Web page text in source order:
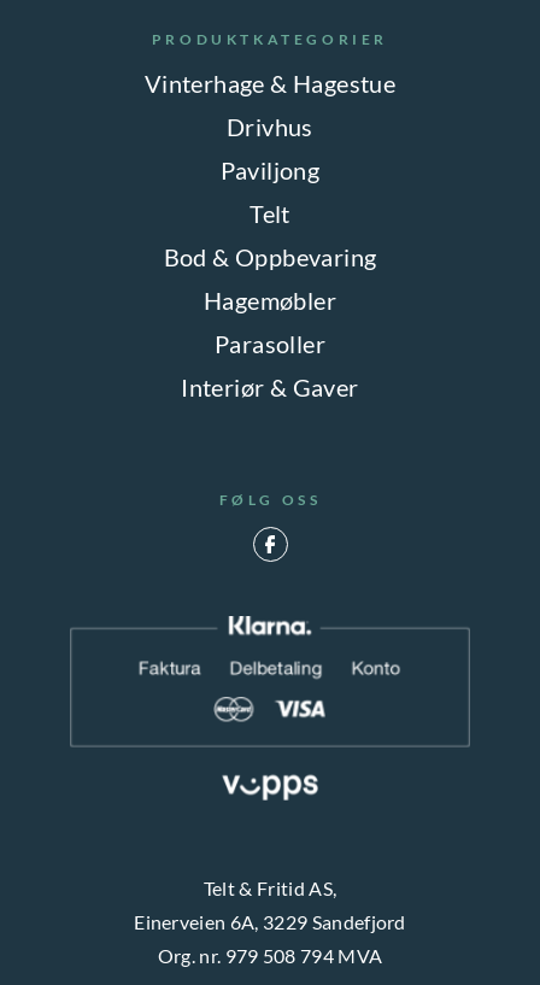
PRODUKTKATEGORIER
Vinterhage & Hagestue
Drivhus
Paviljong
Telt
Bod & Oppbevaring
Hagemøbler
Parasoller
Interiør & Gaver
FØLG OSS
Telt & Fritid AS,
Einerveien 6A, 3229 Sandefjord
Org. nr. 979 508 794 MVA